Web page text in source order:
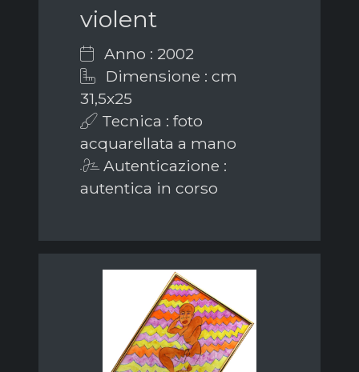
violent
Anno : 2002
Dimensione : cm
31,5x25
Tecnica : foto
acquarellata a mano
Autenticazione :
autentica in corso